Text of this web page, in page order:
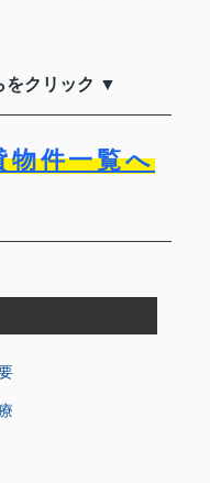
をクリック ▼
物件一覧へ